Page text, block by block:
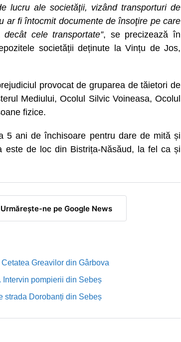
lucru ale societăţii, vizând transporturi de
ar fi întocmit documente de însoţire pe care
cele transportate”, se precizează în
societății deținute la Vințu de Jos,
provocat de gruparea de tăietori de
Mediului, Ocolul Silvic Voineasa, Ocolul
fizice.
5 ani de închisoare pentru dare de mită și
este de loc din Bistrița-Năsăud, la fel ca și
Urmărește-ne pe Google News
Greavilor din Gârbova
pompierii din Sebeș
strada Dorobanți din Sebeș